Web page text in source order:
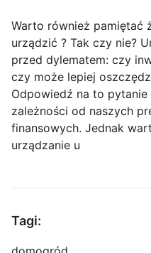
Warto również pamiętać
urządzić ? Tak czy nie?
przed dylematem: czy
czy może lepiej
Odpowiedź na to
zależności od naszych
finansowych. Jednak
urządzanie u
Tagi: